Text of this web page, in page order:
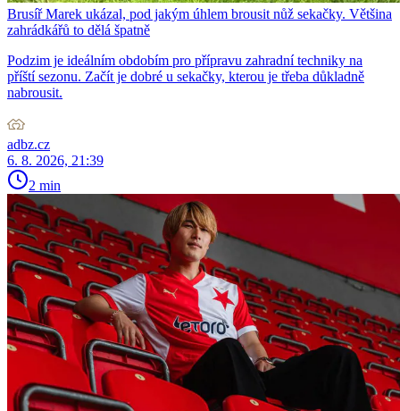
Brusíř Marek ukázal, pod jakým úhlem brousit nůž sekačky. Většina
zahrádkářů to dělá špatně
Podzim je ideálním obdobím pro přípravu zahradní techniky na
příští sezonu. Začít je dobré u sekačky, kterou je třeba důkladně
nabrousit.
adbz.cz
6. 8. 2026, 21:39
2 min